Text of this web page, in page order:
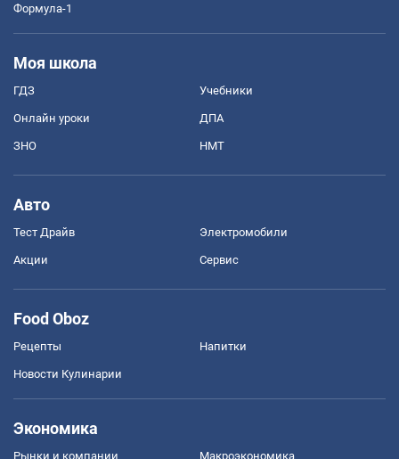
Формула-1
Моя школа
ГДЗ Учебники
Онлайн уроки ДПА
ЗНО НМТ
Авто
Тест Драйв Электромобили
Акции Сервис
Food Oboz
Рецепты Напитки
Новости Кулинарии
Экономика
Рынки и компании Mакроэкономика